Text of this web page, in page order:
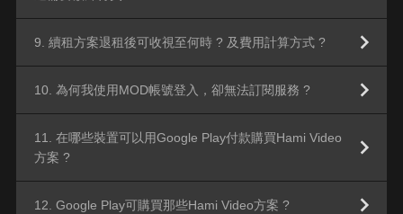
9. 續租方案退租後可收視至何時 ? 及費用計算方式 ?
10. 為何我使用MOD帳號登入，卻無法訂閱服務 ?
11. 在哪些裝置可以用Google Play付款購買Hami Video
方案 ?
12. Google Play可購買那些Hami Video方案 ?